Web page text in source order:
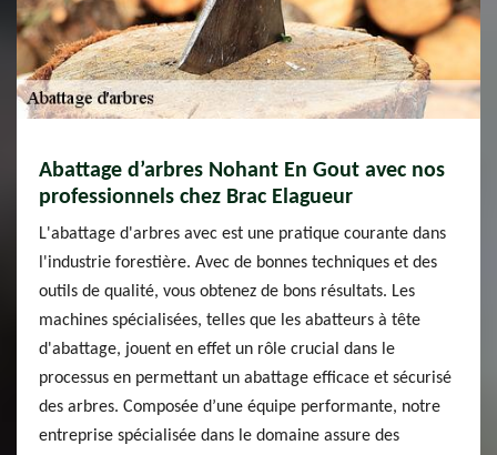
Abattage d’arbres Nohant En Gout avec nos
professionnels chez Brac Elagueur
L'abattage d'arbres avec est une pratique courante dans
l'industrie forestière. Avec de bonnes techniques et des
outils de qualité, vous obtenez de bons résultats. Les
machines spécialisées, telles que les abatteurs à tête
d'abattage, jouent en effet un rôle crucial dans le
processus en permettant un abattage efficace et sécurisé
des arbres. Composée d’une équipe performante, notre
entreprise spécialisée dans le domaine assure des